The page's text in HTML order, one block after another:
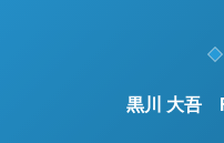
黒川 大吾